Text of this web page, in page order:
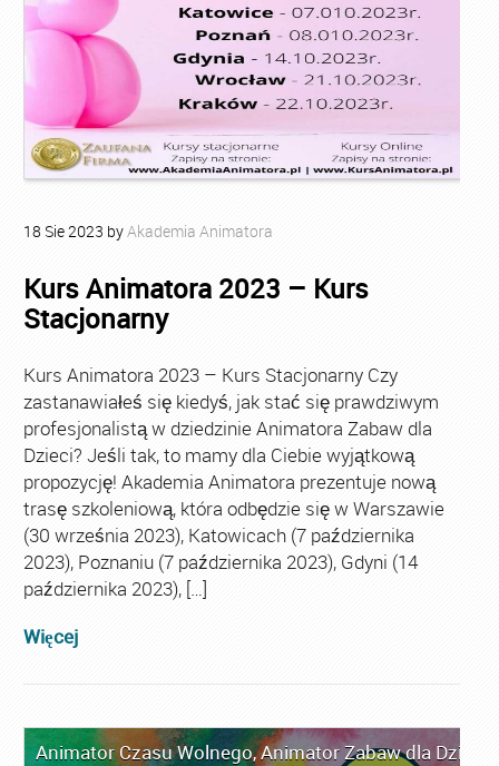
18 Sie2023 byAkademia Animatora
Kurs Animatora 2023 – Kurs
Stacjonarny
Kurs Animatora 2023 – Kurs Stacjonarny Czy
zastanawiałeś się kiedyś, jak stać się prawdziwym
profesjonalistą w dziedzinie Animatora Zabaw dla
Dzieci? Jeśli tak, to mamy dla Ciebie wyjątkową
propozycję! Akademia Animatora prezentuje nową
trasę szkoleniową, która odbędzie się w Warszawie
(30 września 2023), Katowicach (7 października
2023), Poznaniu (7 października 2023), Gdyni (14
października 2023), […]
Więcej
Animator Czasu Wolnego,Animator Zabaw dla Dzieci